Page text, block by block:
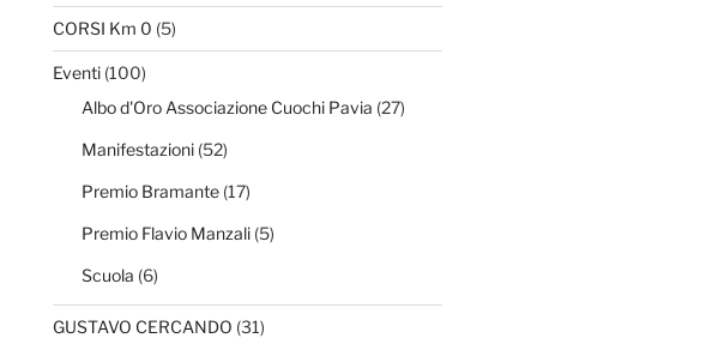
CORSI Km 0 (5)
Eventi(100)
Albo d'Oro Associazione Cuochi Pavia (27)
Manifestazioni(52)
Premio Bramante(17)
Premio Flavio Manzali(5)
Scuola (6)
GUSTAVO CERCANDO (31)